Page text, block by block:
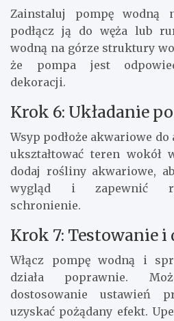
Zainstaluj pompę
podłącz ją do węża lub
wodną na górze struktury
że pompa jest
dekoracji.
Krok 6: Układanie
Wsyp podłoże akwariowe
ukształtować teren wokół
dodaj rośliny akwariowe,
wygląd i zapewnić
schronienie.
Krok 7: Testowanie
Włącz pompę wodną i
działa poprawnie.
dostosowanie ustawień
uzyskać pożądany efekt.